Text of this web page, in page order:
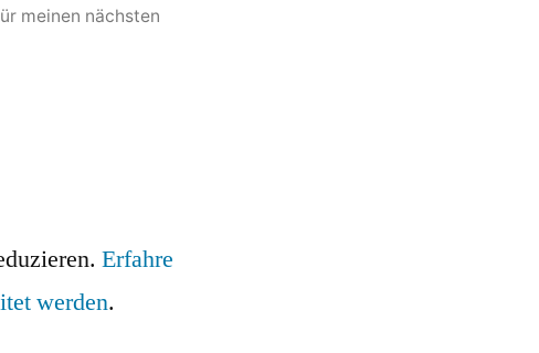
meinen nächsten
Erfahre
werden.